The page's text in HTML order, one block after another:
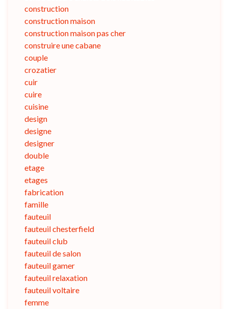
construction
construction maison
construction maison pas cher
construire une cabane
couple
crozatier
cuir
cuire
cuisine
design
designe
designer
double
etage
etages
fabrication
famille
fauteuil
fauteuil chesterfield
fauteuil club
fauteuil de salon
fauteuil gamer
fauteuil relaxation
fauteuil voltaire
femme